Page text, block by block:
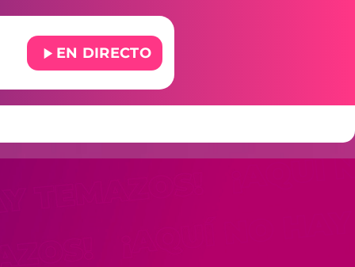
play_arrow EN DIRECTO